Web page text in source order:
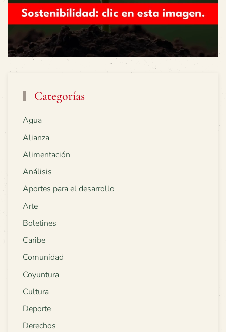
Categorías
Agua
Alianza
Alimentación
Análisis
Aportes para el desarrollo
Arte
Boletines
Caribe
Comunidad
Coyuntura
Cultura
Deporte
Derechos